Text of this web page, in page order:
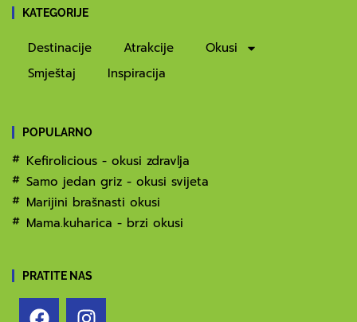
KATEGORIJE
Destinacije Atrakcije
Okusi
Smještaj
Inspiracija
POPULARNO
Kefirolicious - okusi zdravlja
Samo jedan griz - okusi svijeta
Marijini brašnasti okusi
Mama.kuharica - brzi okusi
PRATITE NAS